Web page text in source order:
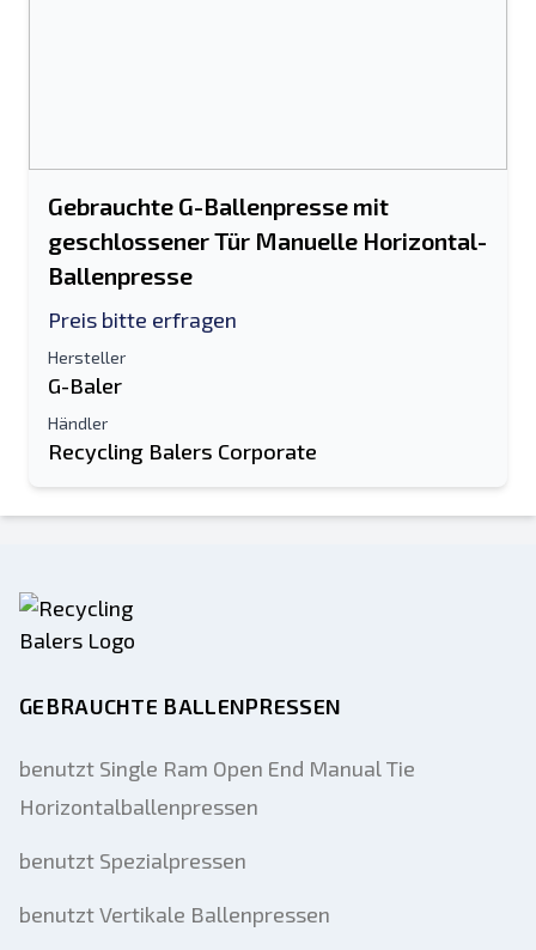
Gebrauchte G-Ballenpresse mit
geschlossener Tür Manuelle Horizontal-
Ballenpresse
Preis bitte erfragen
Hersteller
G-Baler
Händler
Recycling Balers Corporate
GEBRAUCHTE BALLENPRESSEN
benutzt Single Ram Open End Manual Tie
Horizontalballenpressen
benutzt Spezialpressen
benutzt Vertikale Ballenpressen